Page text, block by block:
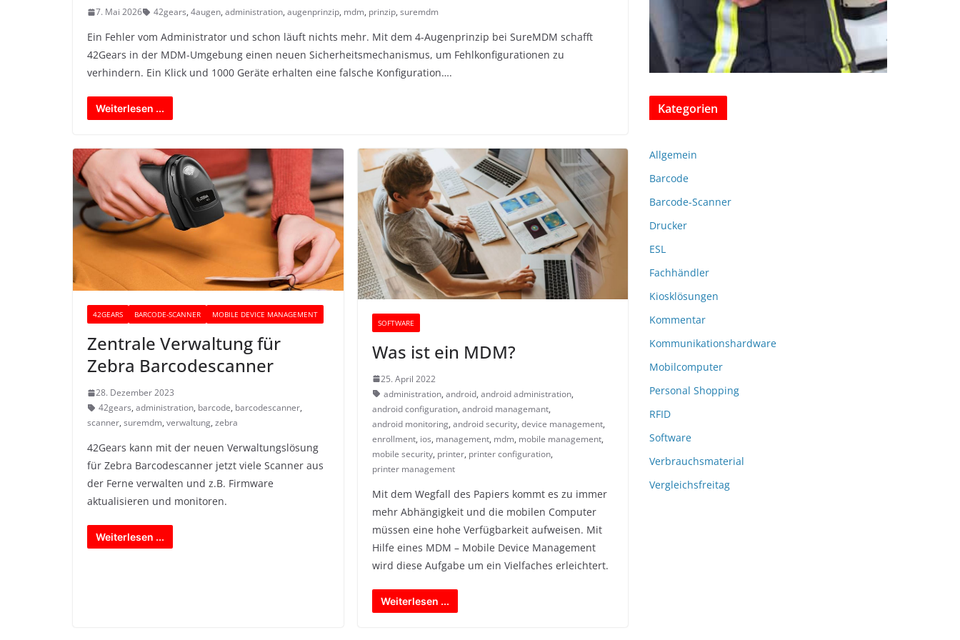
7. Mai 2026 42gears, 4augen, administration, augenprinzip, mdm, prinzip, suremdm
Ein Fehler vom Administrator und schon läuft nichts mehr. Mit dem 4-Augenprinzip bei SureMDM schafft
42Gears in der MDM-Umgebung einen neuen Sicherheitsmechanismus, um Fehlkonfigurationen zu
verhindern. Ein Klick und 1000 Geräte erhalten eine falsche Konfiguration….
Weiterlesen ...
42GEARS BARCODE-SCANNER MOBILE DEVICE MANAGEMENT
Zentrale Verwaltung für
Zebra Barcodescanner
28. Dezember 2023
42gears, administration, barcode, barcodescanner,
scanner, suremdm, verwaltung, zebra
42Gears kann mit der neuen Verwaltungslösung
für Zebra Barcodescanner jetzt viele Scanner aus
der Ferne verwalten und z.B. Firmware
aktualisieren und monitoren.
Weiterlesen ...
SOFTWARE
Was ist ein MDM?
25. April 2022
administration, android, android administration,
android configuration, android managemant,
android monitoring, android security, device management,
enrollment, ios, management, mdm, mobile management,
mobile security, printer, printer configuration,
printer management
Mit dem Wegfall des Papiers kommt es zu immer
mehr Abhängigkeit und die mobilen Computer
müssen eine hohe Verfügbarkeit aufweisen. Mit
Hilfe eines MDM – Mobile Device Management
wird diese Aufgabe um ein Vielfaches erleichtert.
Weiterlesen ...
Kategorien
Allgemein
Barcode
Barcode-Scanner
Drucker
ESL
Fachhändler
Kiosklösungen
Kommentar
Kommunikationshardware
Mobilcomputer
Personal Shopping
RFID
Software
Verbrauchsmaterial
Vergleichsfreitag